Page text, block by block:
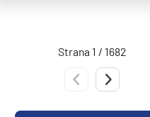
Norwegian Sky
Norwegian Spirit
Strana 1 / 1682